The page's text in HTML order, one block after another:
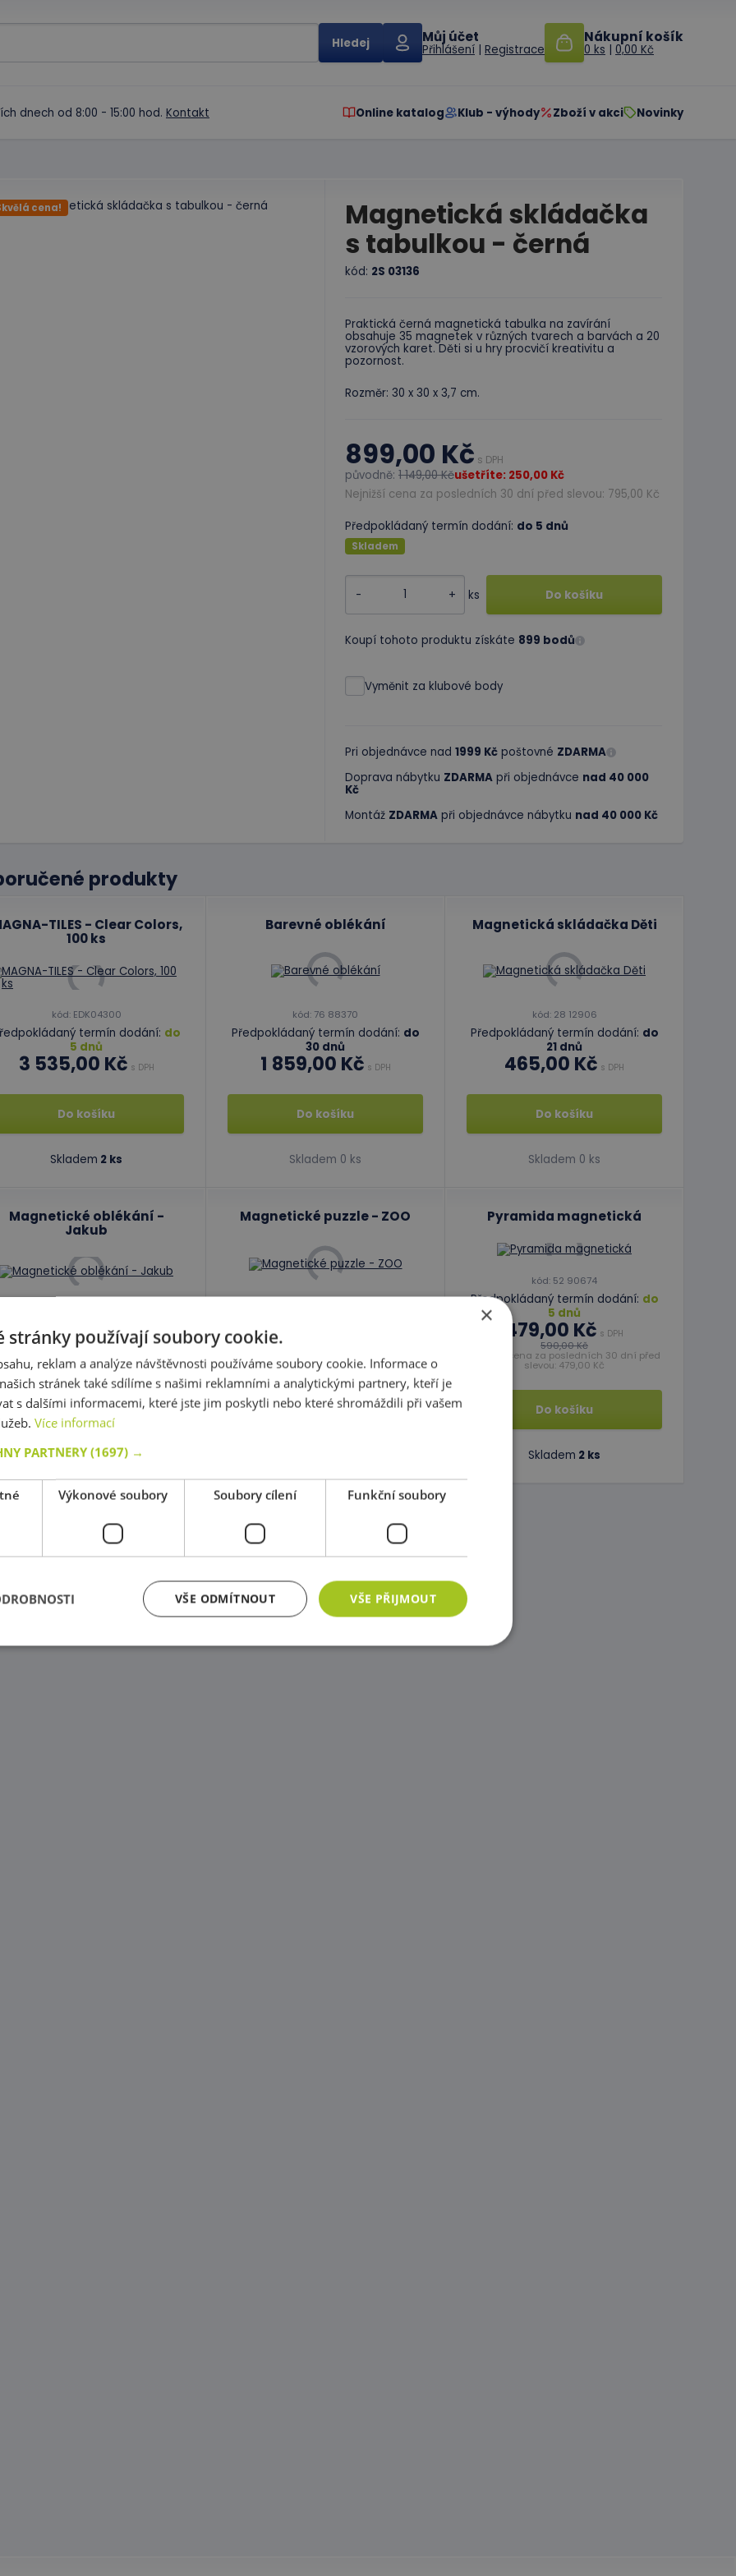
Můj účet
Přihlášení | Registrace
Nákupní košík
0 ks | 0,00 Kč
dnech od 8:00 - 15:00 hod. Kontakt Online katalog Klub - výhody Zboží v akci Novinky
cena!
Magnetická skládačka
s tabulkou - černá
kód: 2S 03136
Praktická černá magnetická tabulka na zavírání
obsahuje 35 magnetek v různých tvarech a barvách a 20
vzorových karet. Děti si u hry procvičí kreativitu a
pozornost.
Rozměr: 30 x 30 x 3,7 cm.
899,00 Kč s DPH
původně: 1 149,00 Kčušetříte: 250,00 Kč
Nejnižší cena za posledních 30 dní před slevou: 795,00 Kč
Předpokládaný termín dodání: do 5 dnů
Skladem
- + ks Do košíku
Koupí tohoto produktu získáte 899 bodů
Vyměnit za klubové body
Pri objednávce nad 1999 Kč poštovné ZDARMA
Doprava nábytku ZDARMA při objednávce nad 40 000
Kč
Montáž ZDARMA při objednávce nábytku nad 40 000 Kč
produkty
TILES - Clear Colors,
100 ks
kód: EDK04300
termín dodání: do
5 dnů
3 535,00 Kč s DPH
Do košíku
Skladem 2 ks
Barevné oblékání
kód: 76 88370
Předpokládaný termín dodání: do
30 dnů
1 859,00 Kč s DPH
Do košíku
Skladem 0 ks
Magnetická skládačka Děti
kód: 28 12906
Předpokládaný termín dodání: do
21 dnů
465,00 Kč s DPH
Do košíku
Skladem 0 ks
Magnetické oblékání -
Jakub
termín dodání:
30 dnů
929,00 Kčs DPH
Do košíku
Skladem 0 ks
Magnetické puzzle - ZOO
Předpokládaný termín dodání:
475,00 Kčs DPH
Do košíku
Pyramida magnetická
kód: 52 90674
Předpokládaný termín dodání: do
5 dnů
479,00 Kč s DPH
590,00 Kč
Nejnižší cena za posledních 30 dní před
slevou: 479,00 Kč
Do košíku
Skladem 2 ks
×
stránky používají soubory cookie.
reklam a analýze návštěvnosti používáme soubory cookie. Informace o
stránek také sdílíme s našimi reklamními a analytickými partnery, kteří je
s dalšími informacemi, které jste jim poskytli nebo které shromáždili při vašem
Více informací
PARTNERY (1697) →
Výkonové soubory Soubory cílení Funkční soubory
VŠE PŘIJMOUT
VŠE ODMÍTNOUT